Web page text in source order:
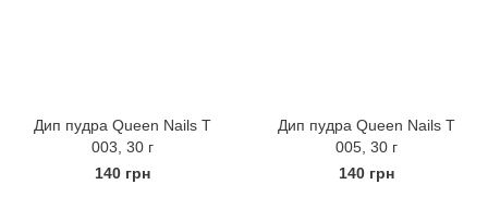
Дип пудра Queen Nails Т
003, 30 г
140 грн
Дип пудра Queen Nails Т
005, 30 г
140 грн